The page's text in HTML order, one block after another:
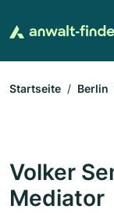
Startseite Berlin
Volker
Mediator